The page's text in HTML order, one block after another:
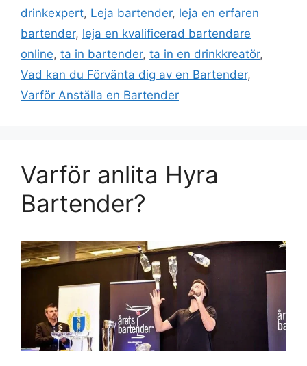
drinkexpert, Leja bartender, leja en erfaren
bartender, leja en kvalificerad bartendare
online, ta in bartender, ta in en drinkkreatör,
Vad kan du Förvänta dig av en Bartender,
Varför Anställa en Bartender
Varför anlita Hyra
Bartender?